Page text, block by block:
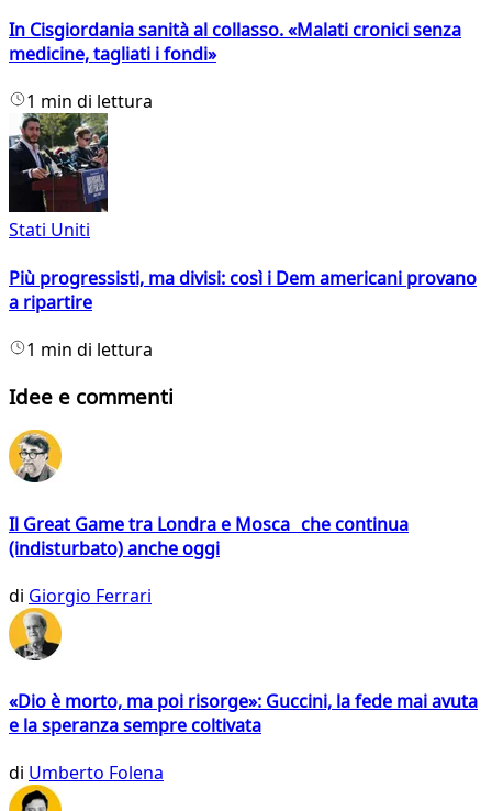
In Cisgiordania sanità al collasso. «Malati cronici senza
medicine, tagliati i fondi»
1 min di lettura
Stati Uniti
Più progressisti, ma divisi: così i Dem americani provano
a ripartire
1 min di lettura
Idee e commenti
Il Great Game tra Londra e Mosca che continua
(indisturbato) anche oggi
di Giorgio Ferrari
«Dio è morto, ma poi risorge»: Guccini, la fede mai avuta
e la speranza sempre coltivata
di Umberto Folena